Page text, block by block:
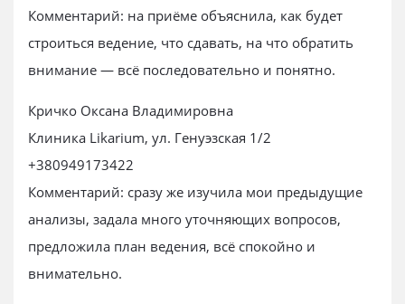
Комментарий: на приёме объяснила, как будет
строиться ведение, что сдавать, на что обратить
внимание — всё последовательно и понятно.
Кричко Оксана Владимировна
Клиника Likarium, ул. Генуэзская 1/2
+380949173422
Комментарий: сразу же изучила мои предыдущие
анализы, задала много уточняющих вопросов,
предложила план ведения, всё спокойно и
внимательно.